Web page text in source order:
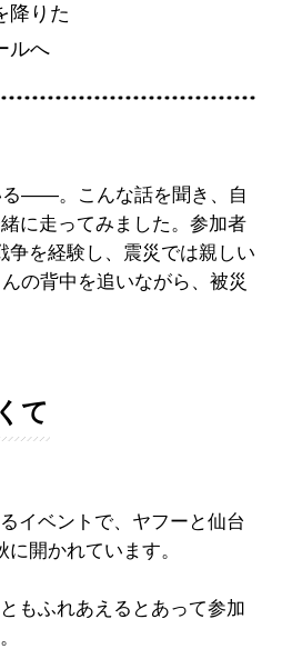
降りた
ルへ
る――。こんな話を聞き、自
に走ってみました。参加者
争を経験し、震災では親しい
の背中を追いながら、被災
て
イベントで、ヤフーと仙台
開かれています。
もふれあえるとあって参加